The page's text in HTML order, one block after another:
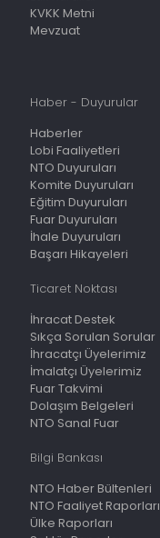
KVKK Metni
Mevzuat
Haber - Duyurular
Haberler
Lobi Faaliyetleri
NTO Duyuruları
Komite Duyuruları
Eğitim Duyuruları
Fuar Duyuruları
İhale Duyuruları
Başarı Hikayeleri
Ticaret Noktası
İhracat Destek
Sıkça Sorulan Sorular
İhracatçı Üyelerimiz
İmalatçı Üyelerimiz
Fuar Takvimi
Dolaşım Belgeleri
NTO Sanal Fuar
Bilgi Bankası
NTO Haber Bültenleri
NTO Faaliyet Raporları
Ülke Raporları